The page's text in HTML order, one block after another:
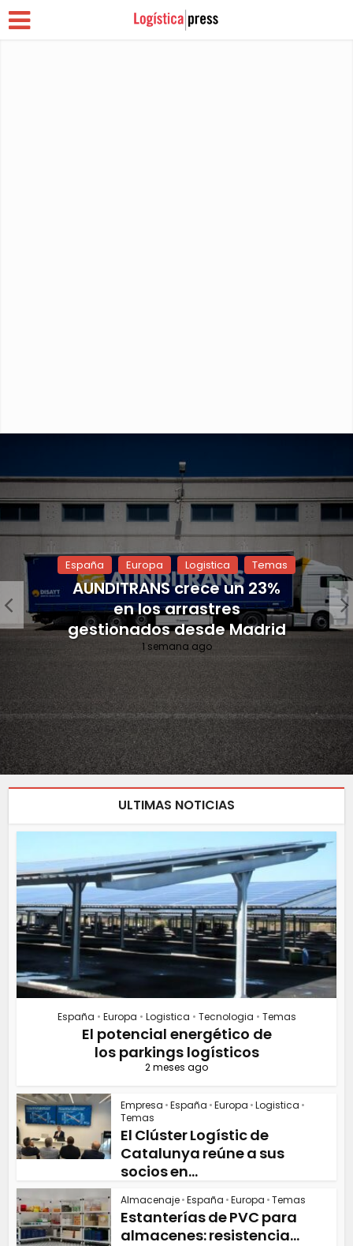
España Europa Logistica Temas
AUNDITRANS crece un 23%
en los arrastres
gestionados desde Madrid
1 semana ago
ULTIMAS NOTICIAS
España • Europa • Logistica • Tecnologia • Temas
El potencial energético de
los parkings logísticos
2 meses ago
Empresa •España •Europa •Logistica •
Temas
El Clúster Logístic de
Catalunya reúne a sus
socios en...
Almacenaje•España •Europa •Temas
Estanterías de PVC para
almacenes: resistencia...